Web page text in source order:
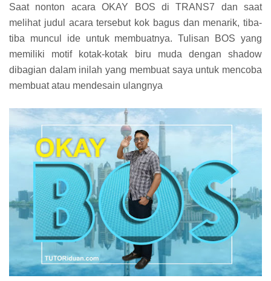
Saat nonton acara OKAY BOS di TRANS7 dan saat
melihat judul acara tersebut kok bagus dan menarik, tiba-
tiba muncul ide untuk membuatnya. Tulisan BOS yang
memiliki motif kotak-kotak biru muda dengan shadow
dibagian dalam inilah yang membuat saya untuk mencoba
membuat atau mendesain ulangnya